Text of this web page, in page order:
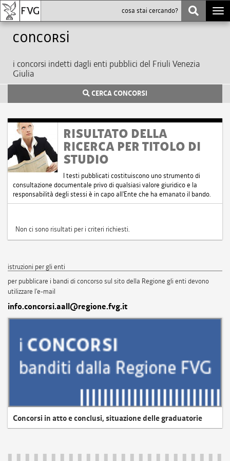
Concorsi
i concorsi indetti dagli enti pubblici del Friuli Venezia
Giulia
CERCA CONCORSI
RISULTATO DELLA
RICERCA PER TITOLO DI
STUDIO
I testi pubblicati costituiscono uno strumento di
consultazione documentale privo di qualsiasi valore giuridico e la
responsabilità degli stessi è in capo all'Ente che ha emanato il bando.
Non ci sono risultati per i criteri richiesti.
istruzioni per gli enti
per pubblicare i bandi di concorso sul sito della Regione gli enti devono
utilizzare l'e-mail
info.concorsi.aall@regione.fvg.it
Concorsi in atto e conclusi, situazione delle graduatorie